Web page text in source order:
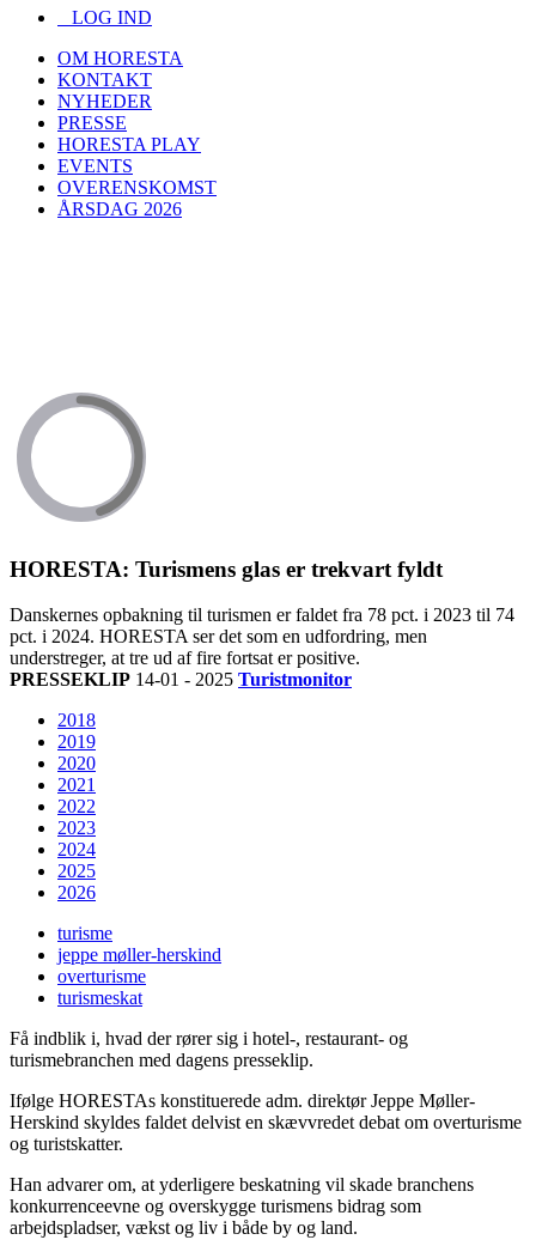
LOG IND
OM HORESTA
KONTAKT
NYHEDER
PRESSE
HORESTA PLAY
EVENTS
OVERENSKOMST
ÅRSDAG 2026
HORESTA: Turismens glas er trekvart fyldt
Danskernes opbakning til turismen er faldet fra 78 pct. i 2023 til 74
pct. i 2024. HORESTA ser det som en udfordring, men
understreger, at tre ud af fire fortsat er positive.
PRESSEKLIP 14-01 - 2025 Turistmonitor
2018
2019
2020
2021
2022
2023
2024
2025
2026
turisme
jeppe møller-herskind
overturisme
turismeskat
Få indblik i, hvad der rører sig i hotel-, restaurant- og
turismebranchen med dagens presseklip.
Ifølge HORESTAs konstituerede adm. direktør Jeppe Møller-
Herskind skyldes faldet delvist en skævvredet debat om overturisme
og turistskatter.
Han advarer om, at yderligere beskatning vil skade branchens
konkurrenceevne og overskygge turismens bidrag som
arbejdspladser, vækst og liv i både by og land.